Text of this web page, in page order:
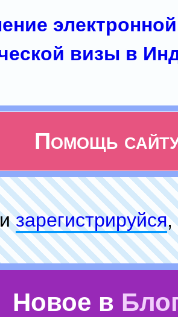
электронной
визы в
Помощь
зарeгиcтpируйся,
Новое в